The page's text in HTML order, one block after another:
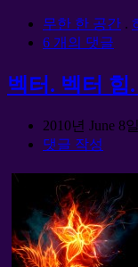
무한 한 공간 .
6 개의 댓글
벡터. 벡터 힘
2010년 June 8일
댓글 작성